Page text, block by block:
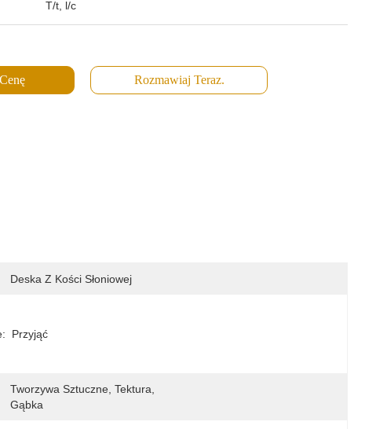
T/t, l/c
Rozmawiaj Teraz.
Deska Z Kości Słoniowej
Przyjąć
Tworzywa Sztuczne, Tektura,
Gąbka